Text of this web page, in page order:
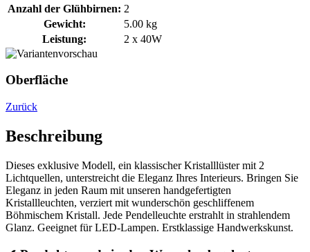
Anzahl der Glühbirnen: 2
Gewicht:
5.00 kg
Leistung:
2 x 40W
Oberfläche
Zurück
Beschreibung
Dieses exklusive Modell, ein klassischer Kristalllüster mit 2
Lichtquellen, unterstreicht die Eleganz Ihres Interieurs. Bringen Sie
Eleganz in jeden Raum mit unseren handgefertigten
Kristallleuchten, verziert mit wunderschön geschliffenem
Böhmischem Kristall. Jede Pendelleuchte erstrahlt in strahlendem
Glanz. Geeignet für LED-Lampen. Erstklassige Handwerkskunst.